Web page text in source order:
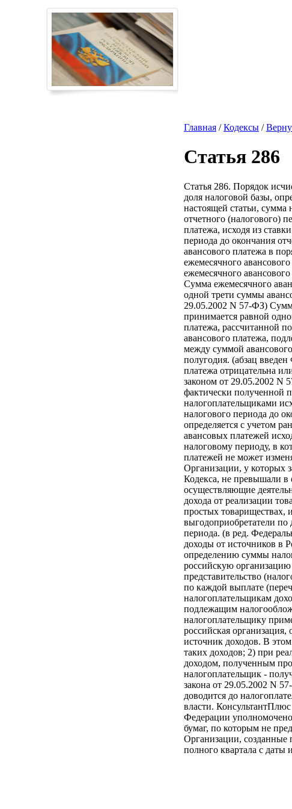
Главная /Кодексы /
Статья 286
Статья 286. Порядок
доля налоговой базы,
настоящей статьи, сумма
отчетного (налогового)
платежа, исходя из
периода до окончания
авансового платежа в
ежемесячного
ежемесячного
Сумма ежемесячного
одной трети суммы
29.05.2002 N 57-ФЗ)
принимается равной
платежа, рассчитанной
авансового платежа,
между суммой
полугодия. (абзац
платежа отрицательна
законом от 29.05.2002 N
фактически полученной
налогоплательщиками
налогового периода до
определяется с учетом
авансовых платежей
налоговому периоду, в
платежей не может
Организации, у которых
Кодекса, не превышали в
осуществляющие
дохода от реализации
простых товариществах,
выгодоприобретатели по
периода. (в ред.
доходы от источников в
определению суммы
российскую
представительство
по каждой выплате
налогоплательщикам
подлежащим
налогоплательщику
российская организация,
источник доходов. В
таких доходов; 2) при
доходом, полученным
налогоплательщик -
закона от 29.05.2002 N
доводится до
власти.
Федерации
бумаг, по которым не
Организации, созданные
полного квартала с даты